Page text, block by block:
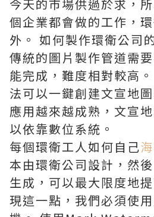
今天的市場供過於求，
個企業都會做的工作，
外。 如何製作環衛公司
傳統的圖片製作管道需
能完成，難度相對較高
法可以一鍵創建文宣地
應用越來越成熟，文宣
以依靠數位系統。
每個環衛工人如何自己
本由環衛公司設計，然
生成，可以最大限度地
現這一點，我們必須使